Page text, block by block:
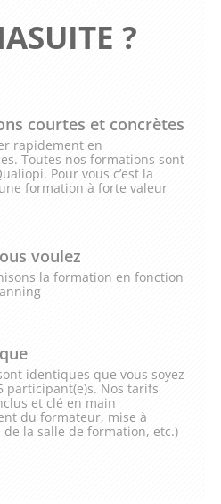
?
courtes et concrètes
rapidement en
Toutes nos formations sont
Pour vous c’est la
formation à forte valeur
voulez
la formation en fonction
identiques que vous soyez
participant(e)s. Nos tarifs
et clé en main
du formateur, mise à
la salle de formation, etc.)